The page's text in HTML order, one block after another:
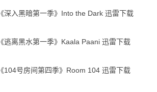
《深入黑暗第一季》Into the Dark 迅雷下载
《逃离黑水第一季》Kaala Paani 迅雷下载
《104号房间第四季》Room 104 迅雷下载